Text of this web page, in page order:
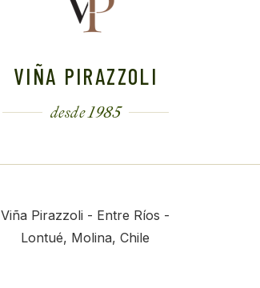
VIÑA PIRAZZOLI
desde 1985
Viña Pirazzoli - Entre Ríos -
Lontué, Molina, Chile